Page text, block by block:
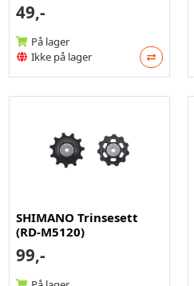
49,-
På lager
Ikke på lager
SHIMANO Trinsesett
(RD-M5120)
99,-